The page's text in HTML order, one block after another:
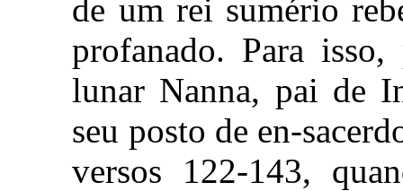
de um rei sumério
profanado. Para
lunar Nanna, pai de
seu posto de en-
versos 122-143,